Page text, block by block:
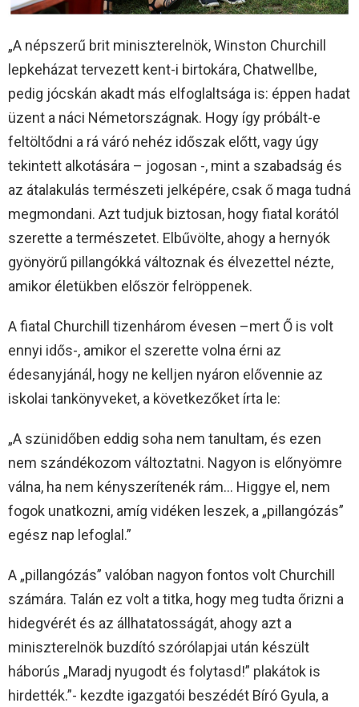
„A népszerű brit miniszterelnök, Winston Churchill
lepkeházat tervezett kent-i birtokára, Chatwellbe,
pedig jócskán akadt más elfoglaltsága is: éppen hadat
üzent a náci Németországnak. Hogy így próbált-e
feltöltődni a rá váró nehéz időszak előtt, vagy úgy
tekintett alkotására – jogosan -, mint a szabadság és
az átalakulás természeti jelképére, csak ő maga tudná
megmondani. Azt tudjuk biztosan, hogy fiatal korától
szerette a természetet. Elbűvölte, ahogy a hernyók
gyönyörű pillangókká változnak és élvezettel nézte,
amikor életükben először felröppenek.
A fiatal Churchill tizenhárom évesen –mert Ő is volt
ennyi idős-, amikor el szerette volna érni az
édesanyjánál, hogy ne kelljen nyáron elővennie az
iskolai tankönyveket, a következőket írta le:
„A szünidőben eddig soha nem tanultam, és ezen
nem szándékozom változtatni. Nagyon is előnyömre
válna, ha nem kényszerítenék rám… Higgye el, nem
fogok unatkozni, amíg vidéken leszek, a „pillangózás”
egész nap lefoglal.”
A „pillangózás” valóban nagyon fontos volt Churchill
számára. Talán ez volt a titka, hogy meg tudta őrizni a
hidegvérét és az állhatatosságát, ahogy azt a
miniszterelnök buzdító szórólapjai után készült
háborús „Maradj nyugodt és folytasd!” plakátok is
hirdették.”- kezdte igazgatói beszédét Bíró Gyula, a